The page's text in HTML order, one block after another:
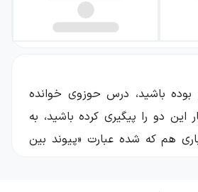
بوده باشید، درس حوزوی خوانده
این دو را پیگیری کرده باشید، به
هم که شده عبارت «پیوند بین
شنیده‌اید؛ منظور از این عبارت این